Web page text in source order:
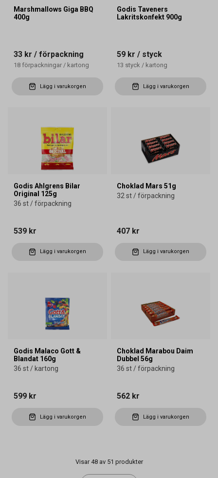
Marshmallows Giga BBQ
400g
33 kr / förpackning
18 förpackningar / kartong
Lägg i varukorgen
Godis Taveners
Lakritskonfekt 900g
59 kr / styck
13 styck / kartong
Lägg i varukorgen
Godis Ahlgrens Bilar
Original 125g
36 st / förpackning
539 kr
Lägg i varukorgen
Choklad Mars 51g
32 st / förpackning
407 kr
Lägg i varukorgen
Godis Malaco Gott &
Blandat 160g
36 st / kartong
599 kr
Lägg i varukorgen
Choklad Marabou Daim
Dubbel 56g
36 st / förpackning
562 kr
Lägg i varukorgen
Visar 48 av 51 produkter